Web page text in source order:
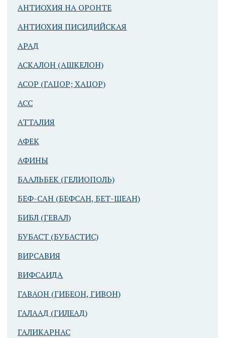
АНТИОХИЯ НА ОРОНТЕ
АНТИОХИЯ ПИСИДИЙСКАЯ
АРАД
АСКАЛОН (АШКЕЛОН)
АСОР (ГАЦОР; ХАЦОР)
АСС
АТТАЛИЯ
АФЕК
АФИНЫ
БААЛЬБЕК (ГЕЛИОПОЛЬ)
БЕФ-САН (БЕФСАН, БЕТ-ШЕАН)
БИБЛ (ГЕВАЛ)
БУБАСТ (БУБАСТИС)
ВИРСАВИЯ
ВИФСАИДА
ГАВАОН (ГИБЕОН, ГИВОН)
ГАЛААД (ГИЛЕАД)
ГАЛИКАРНАС